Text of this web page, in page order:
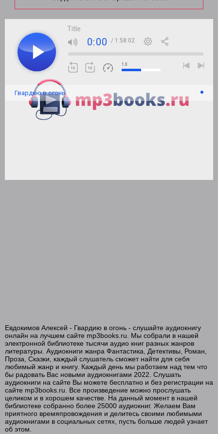
Title
0:00 / 1:58:02
1.0
Гвардию в огонь
Евдокимов Алексей - Гвардию в огонь - слушайте аудиокнигу
онлайн на лучшем сайте mp3books.ru. Мы собрали в нашей
электронной библиотеке тысячи аудио книг разных жанров
литературы. Аудиокниги жанра Фантастика, Детективы, Роман,
Проза, Сказки, каждый слушатель сможет найти для себя
любимый жанр и книгу. Каждый день мы работаем над тем что
бы радовать Вас новыми аудиокнигами 2022. Слушать
аудиокниги на сайте Вы можете бесплатно и без регистрации на
сайте mp3books.ru. Все произведение можно прослушать
целиком и в хорошем качестве. На данный момент в нашей
библиотеке собранно более 25000 аудиокниг. Желаем Вам
приятного времяпровождения и делитесь своими любимыми
аудиокнигами в социальных сетях, пусть больше людей узнает
об этом.